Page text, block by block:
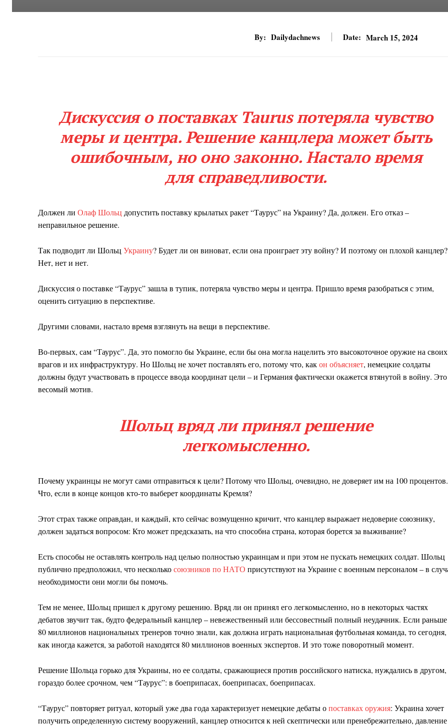
By: Dailydachnews Date: March 15, 2024
Дискуссия о поставках Taurus потеряла чувство
меры и центра. Решение канцлера может быть
ошибочным, но оно законно. Настало время
для справедливости.
Должен ли Олаф Шольц допустить поставку крылатых ракет “Таурус” на Украину? Да, должен. Его отказ –
неправильное решение.
Так подводит ли Шольц Украину? Будет ли он виноват, если она проиграет эту войну? И поэтому он плохой канцлер?
Нет, нет и нет.
Дискуссия о поставке “Таурус” зашла в тупик, потеряла чувство меры и центра. Пришло время разобраться с этим,
оценить ситуацию в перспективе.
Другими словами, настало время взглянуть на вещи в перспективе.
Во-первых, сам “Таурус”. Да, это помогло бы Украине, если бы она могла нацелить это высокоточное оружие на своих
врагов и их инфраструктуру. Но Шольц не хочет поставлять его, потому что, какон объясняет, немецкие солдаты
должны будут участвовать в процессе ввода координат цели – и Германия фактически окажется втянутой в войну. Это
весомый мотив.
Шольц вряд ли принял решение
легкомысленно.
Почему украинцы не могут сами отправиться к цели? Потому что Шольц, очевидно, не доверяет им на 100 процентов.
Что, если в конце концов кто-то выберет координаты Кремля?
Этот страх также оправдан, и каждый, кто сейчас возмущенно кричит, что канцлер выражает недоверие союзнику,
должен задаться вопросом: Кто может предсказать, на что способна страна, которая борется за выживание?
Есть способы не оставлять контроль над целью полностью украинцам и при этом не пускать немецких солдат. Шольц
публично предположил, что несколькосоюзников по НАТО присутствуют на Украине с военным персоналом – в
необходимости они могли бы помочь.
Тем не менее, Шольц пришел к другому решению. Вряд ли он принял его легкомысленно, но в некоторых частях
дебатов звучит так, будто федеральный канцлер – невежественный или бессовестный полный неудачник. Если раньше
80 миллионов национальных тренеров точно знали, как должна играть национальная футбольная команда, то сегодня,
как иногда кажется, за работой находятся 80 миллионов военных экспертов. И это тоже поворотный момент.
Решение Шольца горько для Украины, но ее солдаты, сражающиеся против российского натиска, нуждались в другом,
гораздо более срочном, чем “Таурус”: в боеприпасах, боеприпасах, боеприпасах.
“Таурус” повторяет ритуал, который уже два года характеризует немецкие дебаты опоставках оружия: Украина хочет
получить определенную систему вооружений, канцлер относится к ней скептически или пренебрежительно, давление